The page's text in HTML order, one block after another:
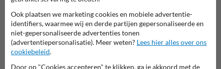
Verkeersborden RVV
Ook plaatsen we marketing cookies en mobiele advertentie-
identifiers, waarmee wij en derde partijen gepersonaliseerde en
niet-gepersonaliseerde advertenties tonen
(advertentiepersonalisatie). Meer weten? Lees hier alles over ons
cookiebeleid.
Door op "Cookies accepteren" te klikken, ga je akkoord met de